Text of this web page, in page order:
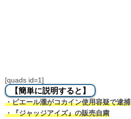
[quads id=1]
【簡単に説明すると】
・ピエール瀧がコカイン使用容疑で逮捕
・『ジャッジアイズ』の販売自粛